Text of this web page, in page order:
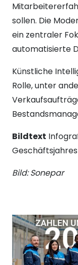
sollen. Die
ein zentraler
automatisierte
Künstliche
Rolle, unter
Bildtext
Bild: Sonepar